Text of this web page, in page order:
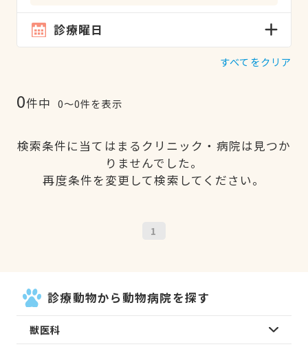
診療曜日
すべてをクリア
0件中 0〜0件を表示
検索条件に当てはまるクリニック・病院は見つか
りませんでした。
再度条件を変更して検索してください。
1
診療動物から動物病院を探す
獣医科